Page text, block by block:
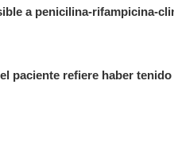
a penicilina-rifampicina-
paciente refiere haber